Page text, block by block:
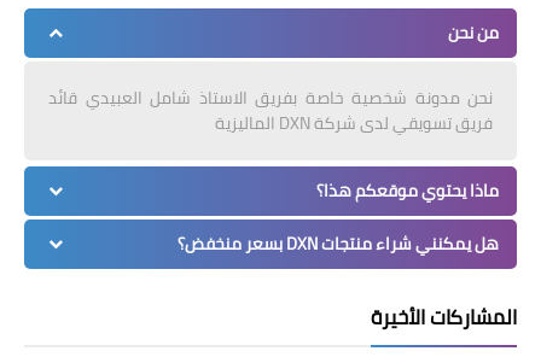
من نحن
نحن مدونة شخصية خاصة بفريق الاستاذ شامل العبيدي قائد
فريق تسويقي لدى شركة DXN الماليزية
ماذا يحتوي موقعكم هذا؟
هل يمكنني شراء منتجات DXN بسعر منخفض؟
المشاركات الأخيرة